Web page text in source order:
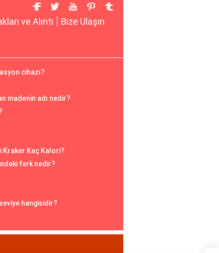
ve Alıntı Bize Ulaşın
cihazı?
madenin adı nedir?
Kraker Kaç Kalori?
fark nedir?
hangisidir?